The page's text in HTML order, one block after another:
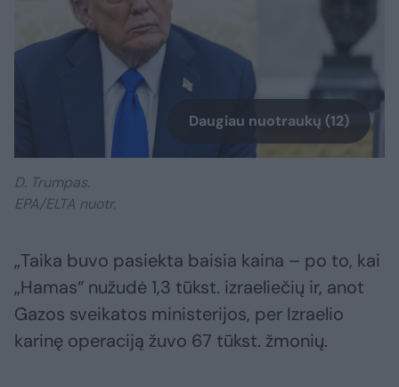
Daugiau nuotraukų (12)
D. Trumpas.
EPA/ELTA nuotr.
„Taika buvo pasiekta baisia kaina – po to, kai
„Hamas“ nužudė 1,3 tūkst. izraeliečių ir, anot
Gazos sveikatos ministerijos, per Izraelio
karinę operaciją žuvo 67 tūkst. žmonių.